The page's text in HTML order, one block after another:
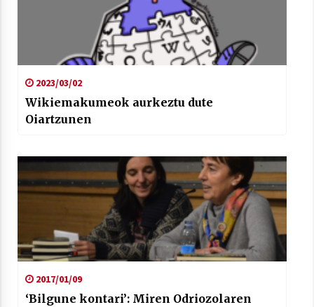
2023/03/02
Wikiemakumeok aurkeztu dute
Oiartzunen
2017/01/09
‘Bilgune kontari’: Miren Odriozolaren